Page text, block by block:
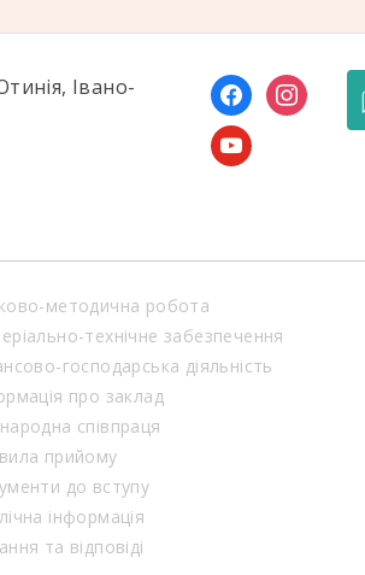
Івано-
facebookinstagram
youtube
методична робота
технічне забезпечення
господарська діяльність
про заклад
співпраця
прийому
до вступу
інформація
та відповіді